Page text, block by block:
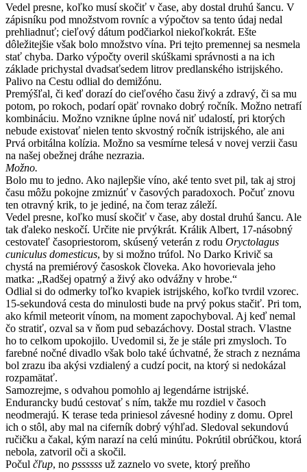
Vedel presne, koľko musí skočiť v čase, aby dostal druhú šancu. V
zápisníku pod množstvom rovníc a výpočtov sa tento údaj nedal
prehliadnuť; cieľový dátum podčiarkol niekoľkokrát. Ešte
dôležitejšie však bolo množstvo vína. Pri tejto premennej sa nesmela
stať chyba. Darko výpočty overil skúškami správnosti a na ich
základe prichystal dvadsaťsedem litrov predlanského istrijského.
Palivo na Cestu odlial do demižónu.
Premýšľal, či keď dorazí do cieľového času živý a zdravý, či sa mu
potom, po rokoch, podarí opäť rovnako dobrý ročník. Možno netrafí
kombináciu. Možno vznikne úplne nová niť udalostí, pri ktorých
nebude existovať nielen tento skvostný ročník istrijského, ale ani
Prvá orbitálna kolízia. Možno sa vesmírne telesá v novej verzii času
na našej obežnej dráhe nezrazia.
Možno.
Bolo mu to jedno. Ako najlepšie víno, aké tento svet pil, tak aj stroj
času môžu pokojne zmiznúť v časových paradoxoch. Počuť znovu
ten otravný krik, to je jediné, na čom teraz záleží.
Vedel presne, koľko musí skočiť v čase, aby dostal druhú šancu. Ale
tak ďaleko neskočí. Určite nie prvýkrát. Králik Albert, 17-násobný
cestovateľ časopriestorom, skúsený veterán z rodu Oryctolagus
cuniculus domesticus, by si možno trúfol. No Darko Krivič sa
chystá na premiérový časoskok človeka. Ako hovorievala jeho
matka: „Radšej opatrný a živý ako odvážny v hrobe.“
Odlial si do odmerky toľko kvapiek istrijského, koľko tvrdil vzorec.
15-sekundová cesta do minulosti bude na prvý pokus stačiť. Pri tom,
ako kŕmil meteorit vínom, na moment zapochyboval. Aj keď nemal
čo stratiť, ozval sa v ňom pud sebazáchovy. Dostal strach. Vlastne
ho to celkom upokojilo. Uvedomil si, že je stále pri zmysloch. To
farebné nočné divadlo však bolo také úchvatné, že strach z neznáma
bol zrazu iba akýsi vzdialený a cudzí pocit, na ktorý si nedokázal
rozpamätať.
Samozrejme, s odvahou pomohlo aj legendárne istrijské.
Endurancky budú cestovať s ním, takže mu rozdiel v časoch
neodmerajú. K terase teda priniesol závesné hodiny z domu. Oprel
ich o stôl, aby mal na ciferník dobrý výhľad. Sledoval sekundovú
ručičku a čakal, kým narazí na celú minútu. Pokrútil obrúčkou, ktorá
nebola, zatvoril oči a skočil.
Počul čľup, no pssssss už zaznelo vo svete, ktorý preňho